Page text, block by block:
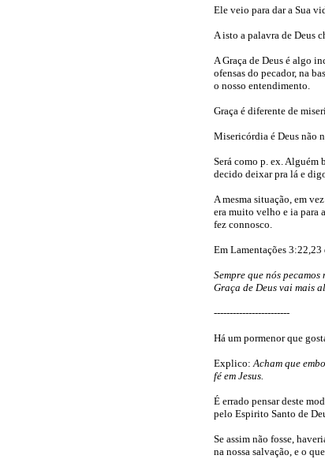
Ele veio para dar a Sua
A isto a palavra de Deus
A Graça de Deus é algo
ofensas do pecador, na
o nosso entendimento.
Graça é diferente de
Misericórdia é Deus não
Será como p. ex. Alguém
decido deixar pra lá e
A mesma situação, em
era muito velho e ia para
fez connosco.
Em Lamentações
Sempre que nós
Graça de Deus vai mais
------------------------
Há um pormenor que
Explico:Acham que
fé em Jesus.
É errado pensar deste
pelo Espirito Santo de
Se assim não fosse,
na nossa salvação, e o